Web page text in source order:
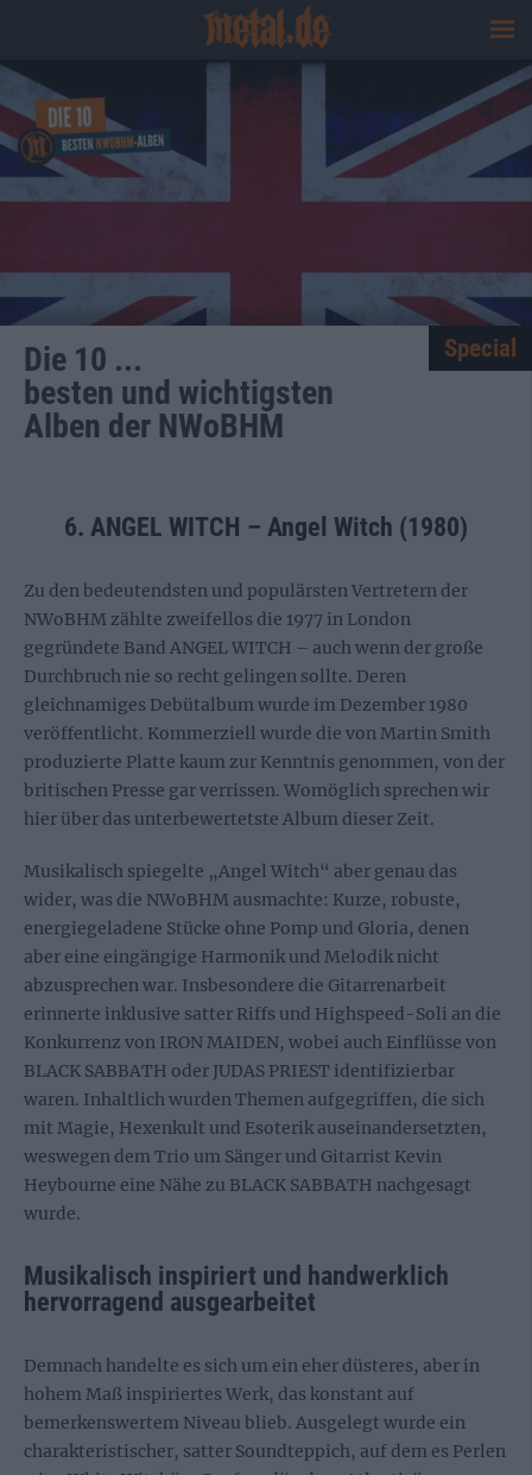
Die 10 ...
besten und wichtigsten
Alben der NWoBHM
Special
6. ANGEL WITCH – Angel Witch (1980)
Zu den bedeutendsten und populärsten Vertretern der
NWoBHM zählte zweifellos die 1977 in London
gegründete Band ANGEL WITCH – auch wenn der große
Durchbruch nie so recht gelingen sollte. Deren
gleichnamiges Debütalbum wurde im Dezember 1980
veröffentlicht. Kommerziell wurde die von Martin Smith
produzierte Platte kaum zur Kenntnis genommen, von der
britischen Presse gar verrissen. Womöglich sprechen wir
hier über das unterbewertetste Album dieser Zeit.
Musikalisch spiegelte „Angel Witch“ aber genau das
wider, was die NWoBHM ausmachte: Kurze, robuste,
energiegeladene Stücke ohne Pomp und Gloria, denen
aber eine eingängige Harmonik und Melodik nicht
abzusprechen war. Insbesondere die Gitarrenarbeit
erinnerte inklusive satter Riffs und Highspeed-Soli an die
Konkurrenz von IRON MAIDEN, wobei auch Einflüsse von
BLACK SABBATH oder JUDAS PRIEST identifizierbar
waren. Inhaltlich wurden Themen aufgegriffen, die sich
mit Magie, Hexenkult und Esoterik auseinandersetzten,
weswegen dem Trio um Sänger und Gitarrist Kevin
Heybourne eine Nähe zu BLACK SABBATH nachgesagt
wurde.
Musikalisch inspiriert und handwerklich
hervorragend ausgearbeitet
Demnach handelte es sich um ein eher düsteres, aber in
hohem Maß inspiriertes Werk, das konstant auf
bemerkenswertem Niveau blieb. Ausgelegt wurde ein
charakteristischer, satter Soundteppich, auf dem es Perlen